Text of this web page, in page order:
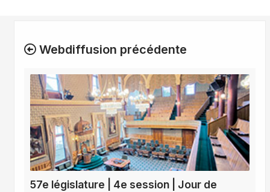
Webdiffusion précédente
57e législature | 4e session | Jour de